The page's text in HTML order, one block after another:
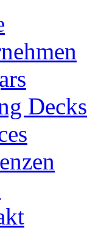
Decks